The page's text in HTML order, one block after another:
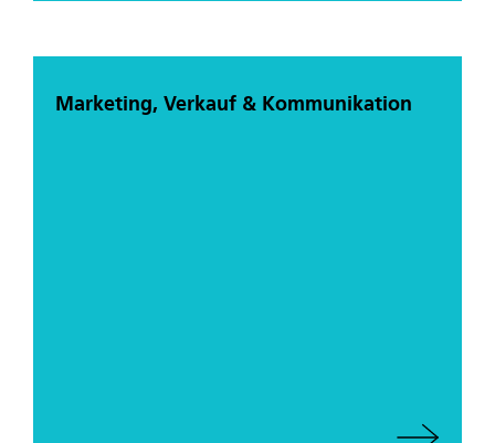
Marketing, Verkauf & Kommunikation